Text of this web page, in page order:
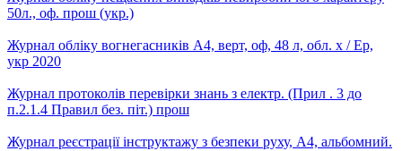
50л., оф. прош (укр.)
Журнал обліку вогнегасників А4, верт, оф, 48 л, обл. х / Ер,
укр 2020
Журнал протоколів перевірки знань з електр. (Прил . 3 до
п.2.1.4 Правил без. піт.) прош
Журнал реєстрації інструктажу з безпеки руху, А4, альбомний.